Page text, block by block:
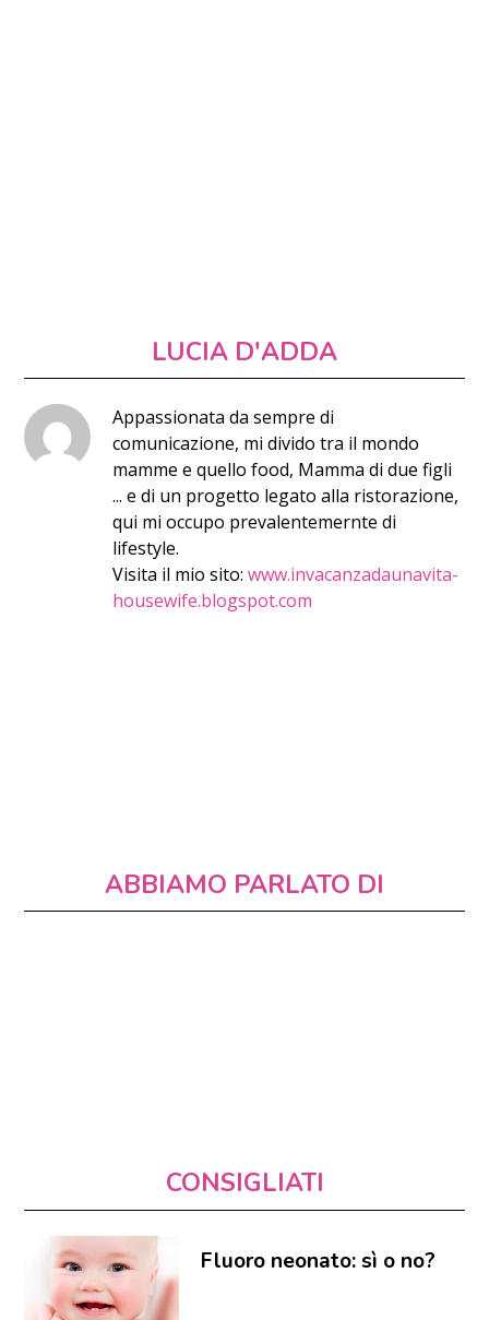
LUCIA D'ADDA
Appassionata da sempre di
comunicazione, mi divido tra il mondo
mamme e quello food, Mamma di due figli
... e di un progetto legato alla ristorazione,
qui mi occupo prevalentemernte di
lifestyle.
Visita il mio sito:www.invacanzadaunavita-
housewife.blogspot.com
ABBIAMO PARLATO DI
CONSIGLIATI
Fluoro neonato: sì o no?